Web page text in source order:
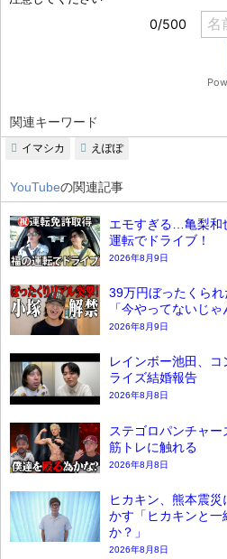
関連キーワード
イマシカ えぽぽ
YouTubeの関連記事
エモすぎる…亀梨和
運転でドライブ！
2026年8月9日
39万円ぼったくら
「今やってないじ
2026年8月9日
レインボー池田、
ライズ結婚報告
2026年8月8日
ステゴロパンチャ
筋トレに触れる
2026年8月8日
ヒカキン、熊本震
かす「ヒカキンと一
か？」
2026年8月8日